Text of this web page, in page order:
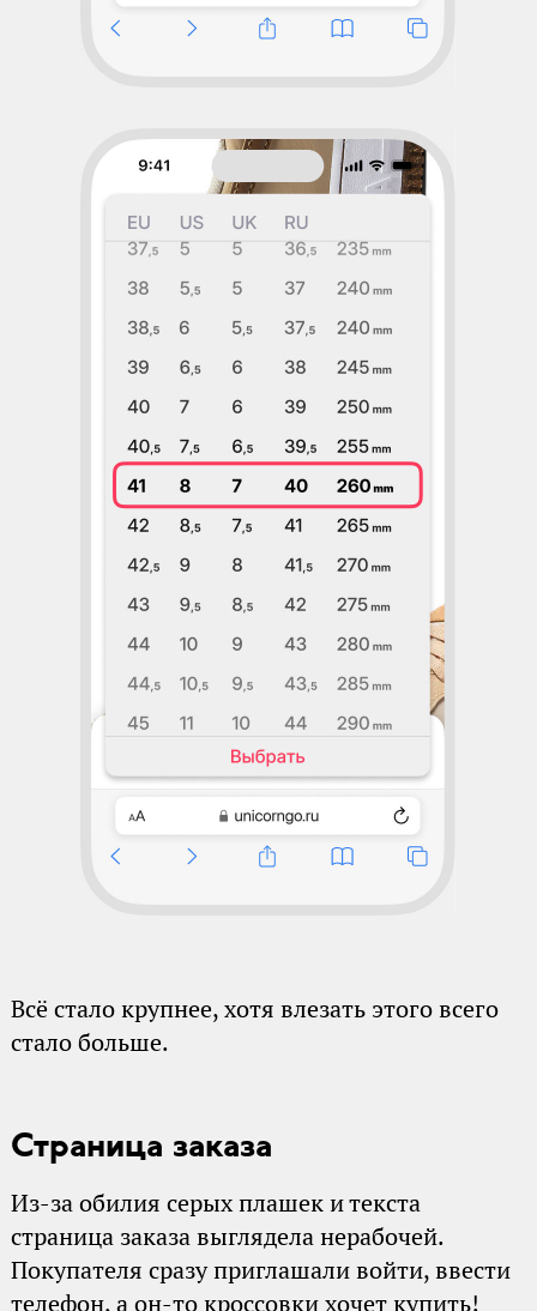
Всё стало крупнее, хотя влезать этого всего
стало больше.
Страница заказа
Из-за обилия серых плашек и текста
страница заказа выглядела нерабочей.
Покупателя сразу приглашали войти, ввести
телефон, а он-то кроссовки хочет купить!